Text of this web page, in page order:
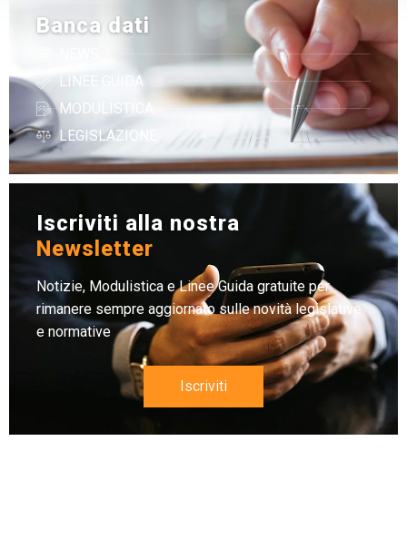
Banca dati
LINEE GUIDA
MODULISTICA
LEGISLAZIONE
Iscriviti alla nostra
Newsletter
Notizie, Modulistica e Linee Guida gratuite per
rimanere sempre aggiornato sulle novità legislative
e normative
Iscriviti